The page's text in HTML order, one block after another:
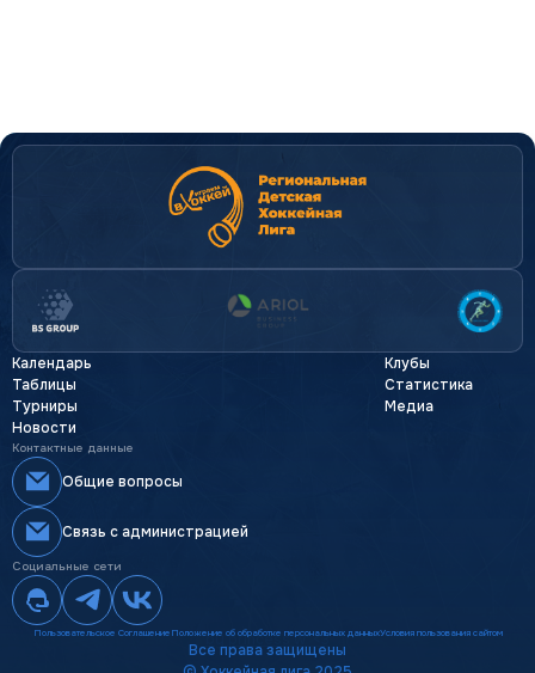
Календарь
Таблицы
Турниры
Новости
Клубы
Статистика
Медиа
Контактные данные
Общие вопросы
Связь с администрацией
Социальные сети
Пользовательское Соглашение Положение об обработке персональных данныхУсловия пользования сайтом
by princess w'<3
Все права защищены